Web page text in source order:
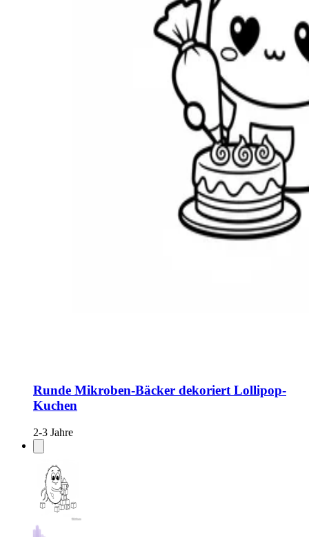
Runde Mikroben-Bäcker dekoriert Lollipop-
Kuchen
2-3 Jahre